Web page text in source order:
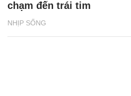
NHỊP SỐNG
chạm đến trái tim